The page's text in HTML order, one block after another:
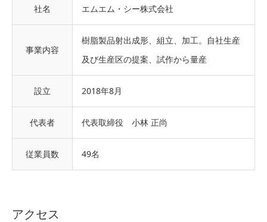
社名 エムエム・シー株式会社
事業内容
樹脂製品射出成形、組立、加工。自社生産
及び生産区の提案、試作から量産
設立 2018年8月
代表者 代表取締役 小林 正尚
従業員数 49名
アクセス